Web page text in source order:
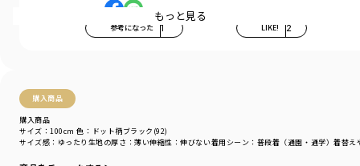
参考になった 1 LIKE! 2
購入商品
購入商品
サイズ感 ：ゆったり 生地の厚さ ：薄い伸縮性 ：伸びない着用シーン ：普段着（通園・通学）着替え
サイズ：100cm 色：ドット柄ブラック(92)
透け感：ややあり
モデル：身長115.0cm 体重17.0kg
サイズ：サイズ110
スタイリスト 金子綾 1979 年生まれ。
『VERY』や『Oggi』といったファッション誌をはじめ、YouTube、ブランド
もっと見る